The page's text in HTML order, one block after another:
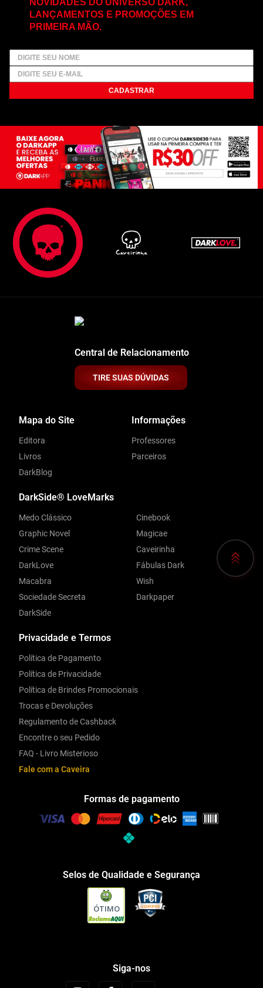
LANÇAMENTOS E PROMOÇÕES EM
PRIMEIRA MÃO.
CADASTRAR
Central de Relacionamento
TIRE SUAS DÚVIDAS
Privacidade e Termos
Política de Pagamento
Política de Privacidade
Política de Brindes Promocionais
Trocas e Devoluções
Regulamento de Cashback
Encontre o seu Pedido
FAQ - Livro Misterioso
Fale com a Caveira
Mapa do Site
Editora
Livros
DarkBlog
Informações
Professores
Parceiros
DarkSide® LoveMarks
Medo Clássico
Graphic Novel
Crime Scene
DarkLove
Macabra
Sociedade Secreta
DarkSide
Cinebook
Magicae
Caveirinha
Fábulas Dark
Wish
Darkpaper
Formas de pagamento
Selos de Qualidade e Segurança
ÓTIMO
Siga-nos